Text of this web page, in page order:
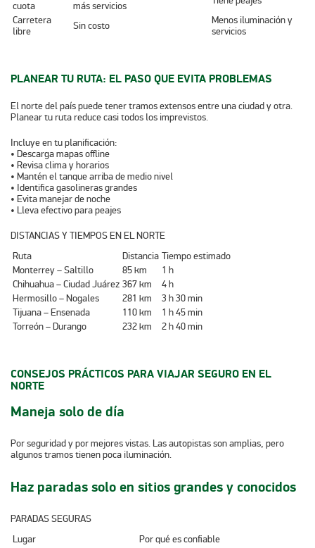
cuota
más servicios
Carretera
libre
Sin costo
Menos iluminación y
servicios
PLANEAR TU RUTA: EL PASO QUE EVITA PROBLEMAS
El norte del país puede tener tramos extensos entre una ciudad y otra.
Planear tu ruta reduce casi todos los imprevistos.
Incluye en tu planificación:
• Descarga mapas offline
• Revisa clima y horarios
• Mantén el tanque arriba de medio nivel
• Identifica gasolineras grandes
• Evita manejar de noche
• Lleva efectivo para peajes
DISTANCIAS Y TIEMPOS EN EL NORTE
Ruta
Distancia Tiempo estimado
Monterrey – Saltillo
85 km
1 h
Chihuahua – Ciudad Juárez 367 km
4 h
Hermosillo – Nogales
281 km
3 h 30 min
Tijuana – Ensenada
110 km
1 h 45 min
Torreón – Durango
232 km 2 h 40 min
CONSEJOS PRÁCTICOS PARA VIAJAR SEGURO EN EL
NORTE
Maneja solo de día
Por seguridad y por mejores vistas. Las autopistas son amplias, pero
algunos tramos tienen poca iluminación.
Haz paradas solo en sitios grandes y conocidos
PARADAS SEGURAS
Lugar
Por qué es confiable